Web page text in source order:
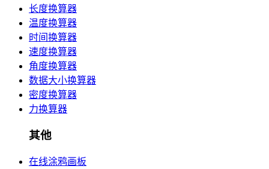
长度换算器
温度换算器
时间换算器
速度换算器
角度换算器
数据大小换算器
密度换算器
力换算器
其他
在线涂鸦画板